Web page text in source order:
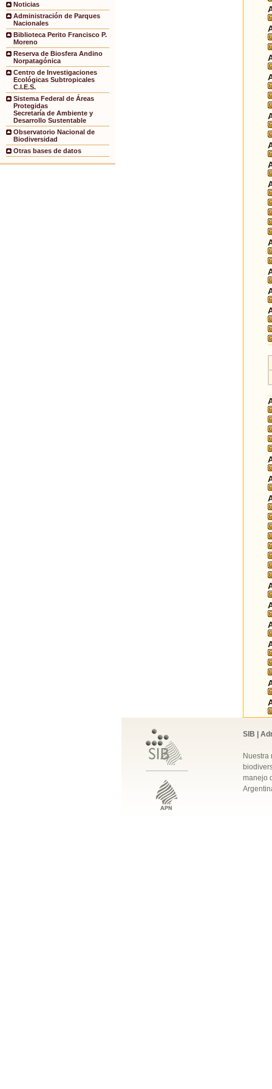
Noticias
Administración de Parques
Nacionales
Biblioteca Perito Francisco P.
Moreno
Reserva de Biosfera Andino
Norpatagónica
Centro de Investigaciones
Ecológicas Subtropicales
C.I.E.S.
Sistema Federal de Áreas
Protegidas
Secretaría de Ambiente y
Desarrollo Sustentable
Observatorio Nacional de
Biodiversidad
Otras bases de datos
SIB |
Nuestra
manejo